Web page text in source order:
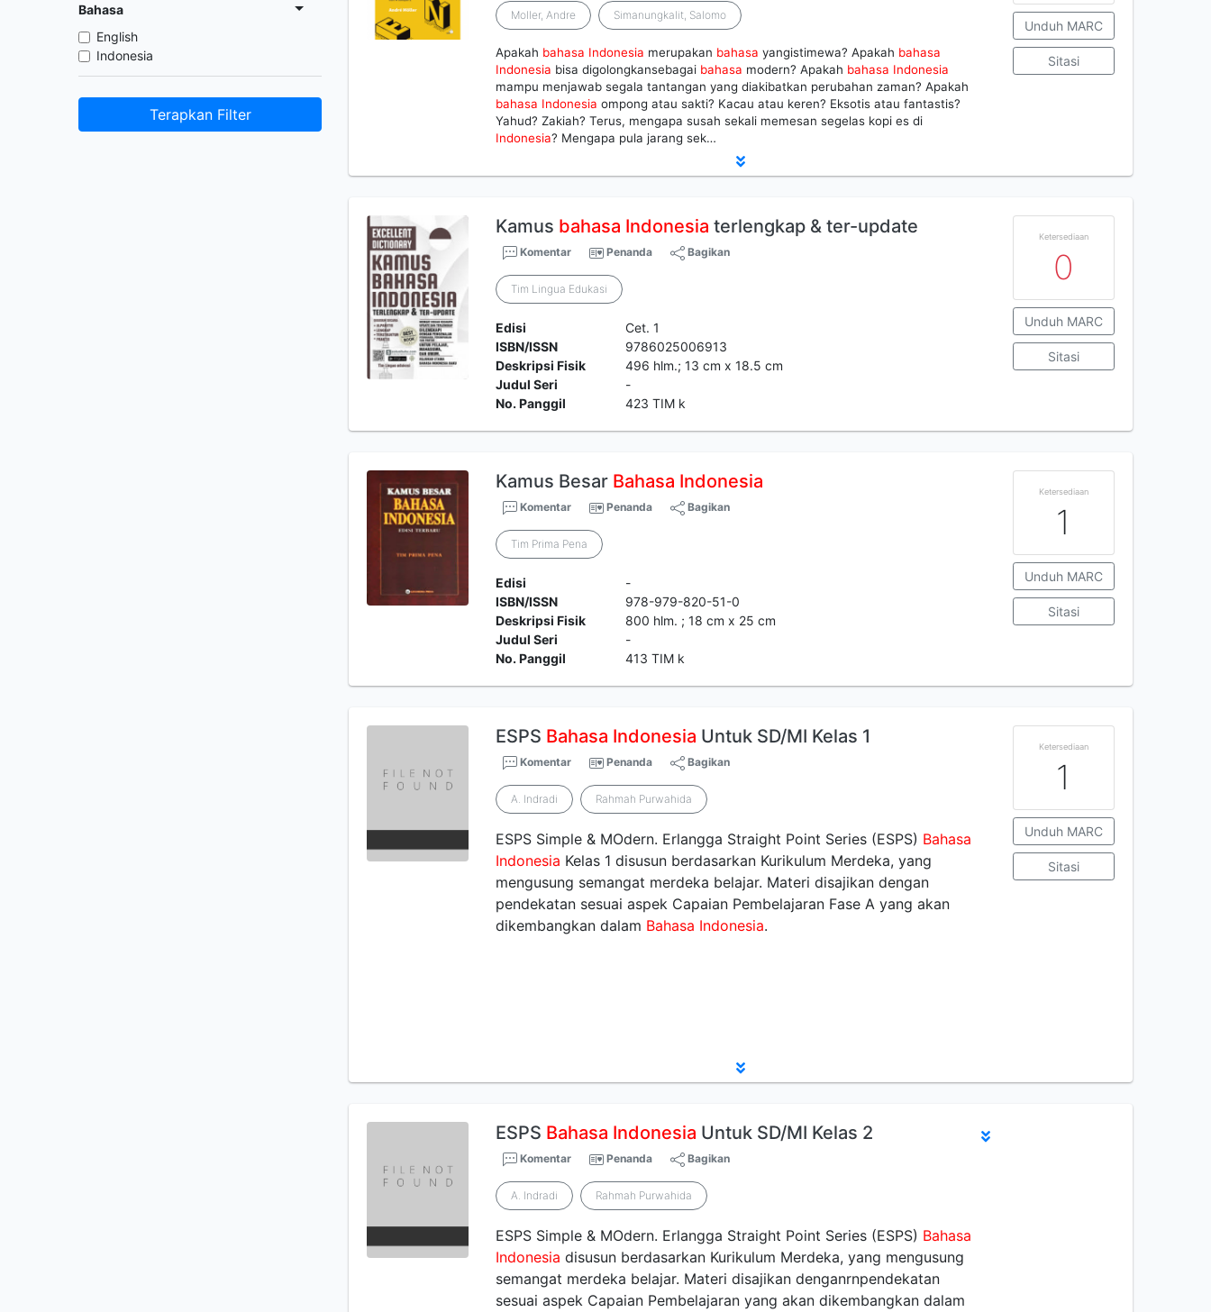
Bahasa
English
Indonesia
Terapkan Filter
Moller, Andre Simanungkalit, Salomo
Apakah bahasa Indonesia merupakan bahasa yangistimewa? Apakah bahasa
Indonesia bisa digolongkansebagai bahasa modern? Apakah bahasa Indonesia
mampu menjawab segala tantangan yang diakibatkan perubahan zaman? Apakah
bahasa Indonesia ompong atau sakti? Kacau atau keren? Eksotis atau fantastis?
Yahud? Zakiah? Terus, mengapa susah sekali memesan segelas kopi es di
Indonesia? Mengapa pula jarang sek…
Unduh MARC
Sitasi
Kamus bahasa Indonesia terlengkap & ter-update
Komentar Penanda Bagikan
Tim Lingua Edukasi
Edisi
Cet. 1
ISBN/ISSN
9786025006913
Deskripsi Fisik
496 hlm.; 13 cm x 18.5 cm
Judul Seri
-
No. Panggil
423 TIM k
Ketersediaan
0
Unduh MARC
Sitasi
Kamus Besar Bahasa Indonesia
Komentar Penanda Bagikan
Tim Prima Pena
Edisi
-
ISBN/ISSN
978-979-820-51-0
Deskripsi Fisik
800 hlm. ; 18 cm x 25 cm
Judul Seri
-
No. Panggil
413 TIM k
Ketersediaan
1
Unduh MARC
Sitasi
ESPS Bahasa Indonesia Untuk SD/MI Kelas 1
Komentar Penanda Bagikan
A. Indradi Rahmah Purwahida
ESPS Simple & MOdern. Erlangga Straight Point Series (ESPS) Bahasa
Indonesia Kelas 1 disusun berdasarkan Kurikulum Merdeka, yang
mengusung semangat merdeka belajar. Materi disajikan dengan
pendekatan sesuai aspek Capaian Pembelajaran Fase A yang akan
dikembangkan dalam Bahasa Indonesia.
Ketersediaan
1
Unduh MARC
Sitasi
ESPS Bahasa Indonesia Untuk SD/MI Kelas 2
Komentar Penanda Bagikan
A. Indradi Rahmah Purwahida
ESPS Simple & MOdern. Erlangga Straight Point Series (ESPS) Bahasa
Indonesia disusun berdasarkan Kurikulum Merdeka, yang mengusung
semangat merdeka belajar. Materi disajikan denganrnpendekatan
sesuai aspek Capaian Pembelajaran yang akan dikembangkan dalam